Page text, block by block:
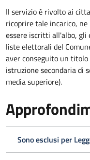
Il servizio è rivolto ai
ricoprire tale incarico,
essere iscritti all'albo,
liste elettorali del
aver conseguito un
istruzione secondaria di
media superiore).
Sono esclusi per